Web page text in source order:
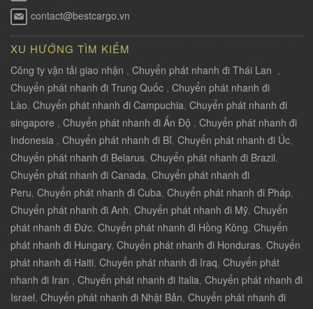
contact@bestcargo.vn
XU HƯỚNG TÌM KIẾM
Công ty vận tải giao nhận , Chuyển phát nhanh đi Thái Lan ,
Chuyển phát nhanh đi Trung Quốc , Chuyển phát nhanh đi
Lào, Chuyển phát nhanh đi Campuchia, Chuyển phát nhanh đi
singapore , Chuyển phát nhanh đi Ấn Độ , Chuyển phát nhanh đi
Indonesia , Chuyển phát nhanh đi Bỉ, Chuyển phát nhanh đi Úc,
Chuyển phát nhanh đi Belarus, Chuyển phát nhanh đi Brazil,
Chuyển phát nhanh đi Canada, Chuyển phát nhanh đi
Peru, Chuyển phát nhanh đi Cuba, Chuyển phát nhanh đi Pháp,
Chuyển phát nhanh đi Anh, Chuyển phát nhanh đi Mỹ, Chuyển
phát nhanh đi Đức, Chuyển phát nhanh đi Hồng Kông, Chuyển
phát nhanh đi Hungary, Chuyển phát nhanh đi Honduras, Chuyển
phát nhanh đi Haiti, Chuyển phát nhanh đi Iraq, Chuyển phát
nhanh đi Iran , Chuyển phát nhanh đi Italia, Chuyển phát nhanh đi
Israel, Chuyển phát nhanh đi Nhật Bản, Chuyển phát nhanh đi